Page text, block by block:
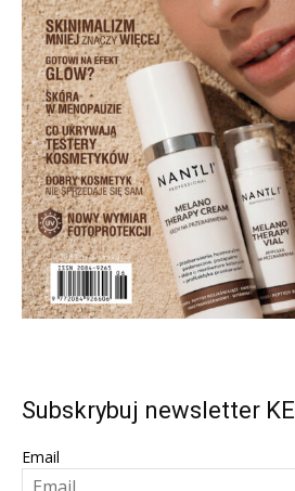
Subskrybuj newsletter KE
Email